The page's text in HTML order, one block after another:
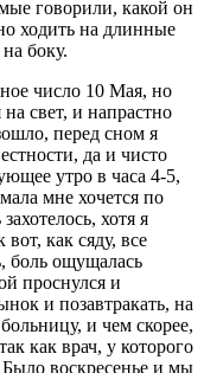
говорили, какой он
ходить на длинные
боку.
число 10 Мая, но
свет, и напрастно
перед сном я
да и чисто
утро в часа 4-5,
мне хочется по
хотя я
как сяду, все
боль ощущалась
проснулся и
и позавтракать, на
и чем скорее,
как врач, у которого
Было воскресенье и мы